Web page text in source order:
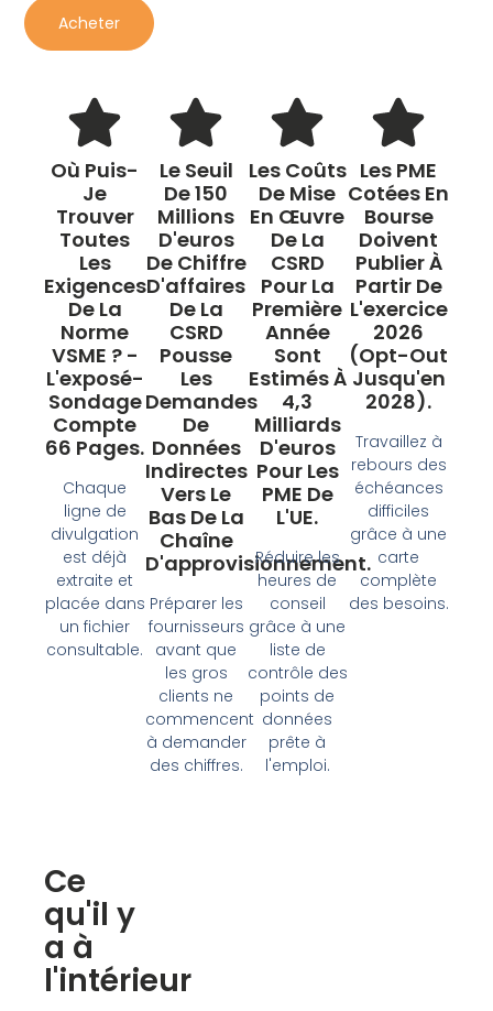
Acheter
Où Puis-
Je
Trouver
Toutes
Les
Exigences
De La
Norme
VSME ? -
L'exposé-
Sondage
Compte
66 Pages.
Chaque
ligne de
divulgation
est déjà
extraite et
placée dans
un fichier
consultable.
Le Seuil
De 150
Millions
D'euros
De Chiffre
D'affaires
De La
CSRD
Pousse
Les
Demandes
De
Données
Indirectes
Vers Le
Bas De La
Chaîne
D'approvisionnement.
Préparer les
fournisseurs
avant que
les gros
clients ne
commencent
à demander
des chiffres.
Les Coûts
De Mise
En Œuvre
De La
CSRD
Pour La
Première
Année
Sont
Estimés À
4,3
Milliards
D'euros
Pour Les
PME De
L'UE.
Réduire les
heures de
conseil
grâce à une
liste de
contrôle des
points de
données
prête à
l'emploi.
Les PME
Cotées En
Bourse
Doivent
Publier À
Partir De
L'exercice
2026
(opt-Out
Jusqu'en
2028).
Travaillez à
rebours des
échéances
difficiles
grâce à une
carte
complète
des besoins.
Ce
qu'il y
a à
l'intérieur